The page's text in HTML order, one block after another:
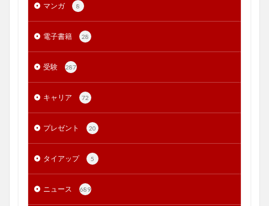
マンガ 8
電子書籍 28
受験 287
キャリア 72
プレゼント 20
タイアップ 5
ニュース 689